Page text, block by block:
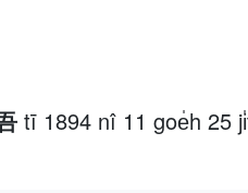
tī 1894 nî 11 goe̍h 25